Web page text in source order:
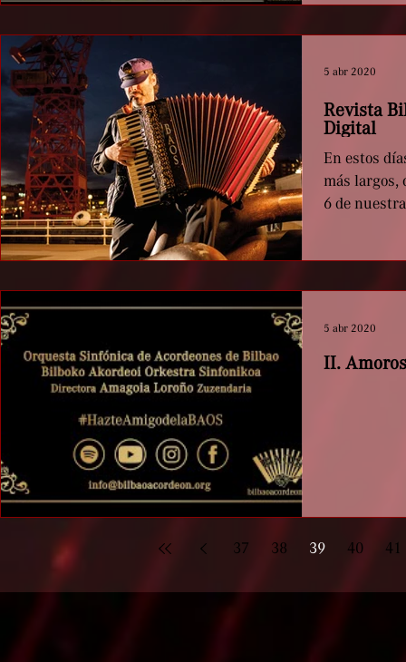
Revista
Digital
En estos
más largos,
6 de
5 abr 2020
II.
5 abr 2020
37 38 39 40 41